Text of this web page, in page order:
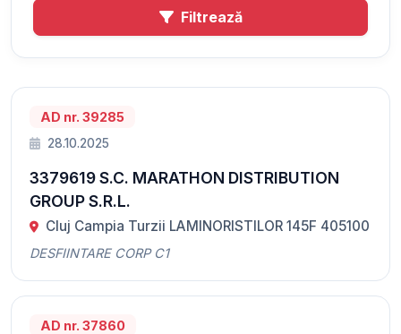
Filtrează
AD nr. 39285
28.10.2025
3379619 S.C. MARATHON DISTRIBUTION
GROUP S.R.L.
Cluj Campia Turzii LAMINORISTILOR 145F 405100
DESFIINTARE CORP C1
AD nr. 37860